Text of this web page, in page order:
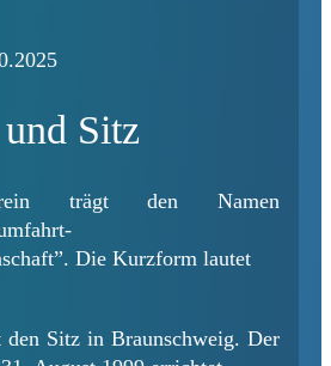
Sitz
trägt den Namen
Die Kurzform lautet
Sitz in Braunschweig. Der